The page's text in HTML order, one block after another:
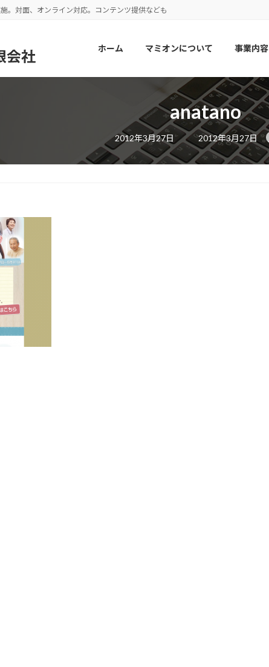
。対面、オンライン対応。コンテンツ提供なども
ホーム マミオンについて 事業内容
anatano
2012年3月27日
最
終
更
新
日
2012年3月27日